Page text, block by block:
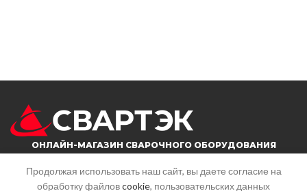
ОНЛАЙН-МАГАЗИН СВАРОЧНОГО ОБОРУДОВАНИЯ
Продолжая использовать наш сайт, вы даете согласие на
обработку файловcookie, пользовательских данных